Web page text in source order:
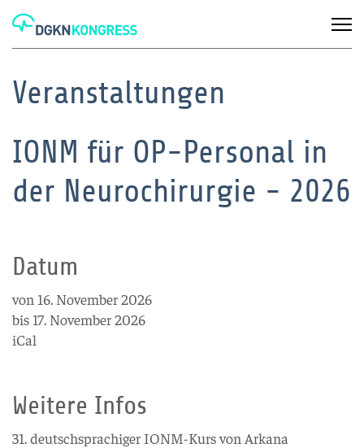
Veranstaltungen
IONM für OP-Personal in
der Neurochirurgie - 2026
Datum
von 16. November 2026
bis 17. November 2026
iCal
Weitere Infos
31. deutschsprachiger IONM-Kurs von Arkana